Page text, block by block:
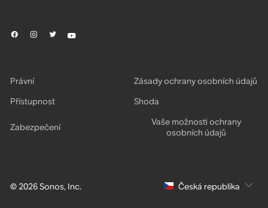
© 2026 Sonos, Inc.
Právní
Zásady ochrany osobních údajů
Přístupnost
Shoda
Zabezpečení
Vaše možnosti ochrany
osobních údajů
Česká republika